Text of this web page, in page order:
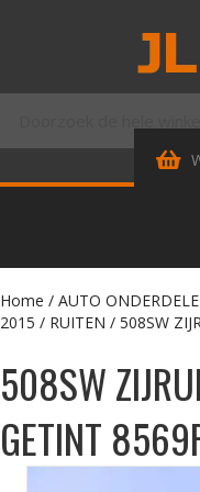
Home / AUTO
2015 / RUITEN / 508SW
508SW
GETINT